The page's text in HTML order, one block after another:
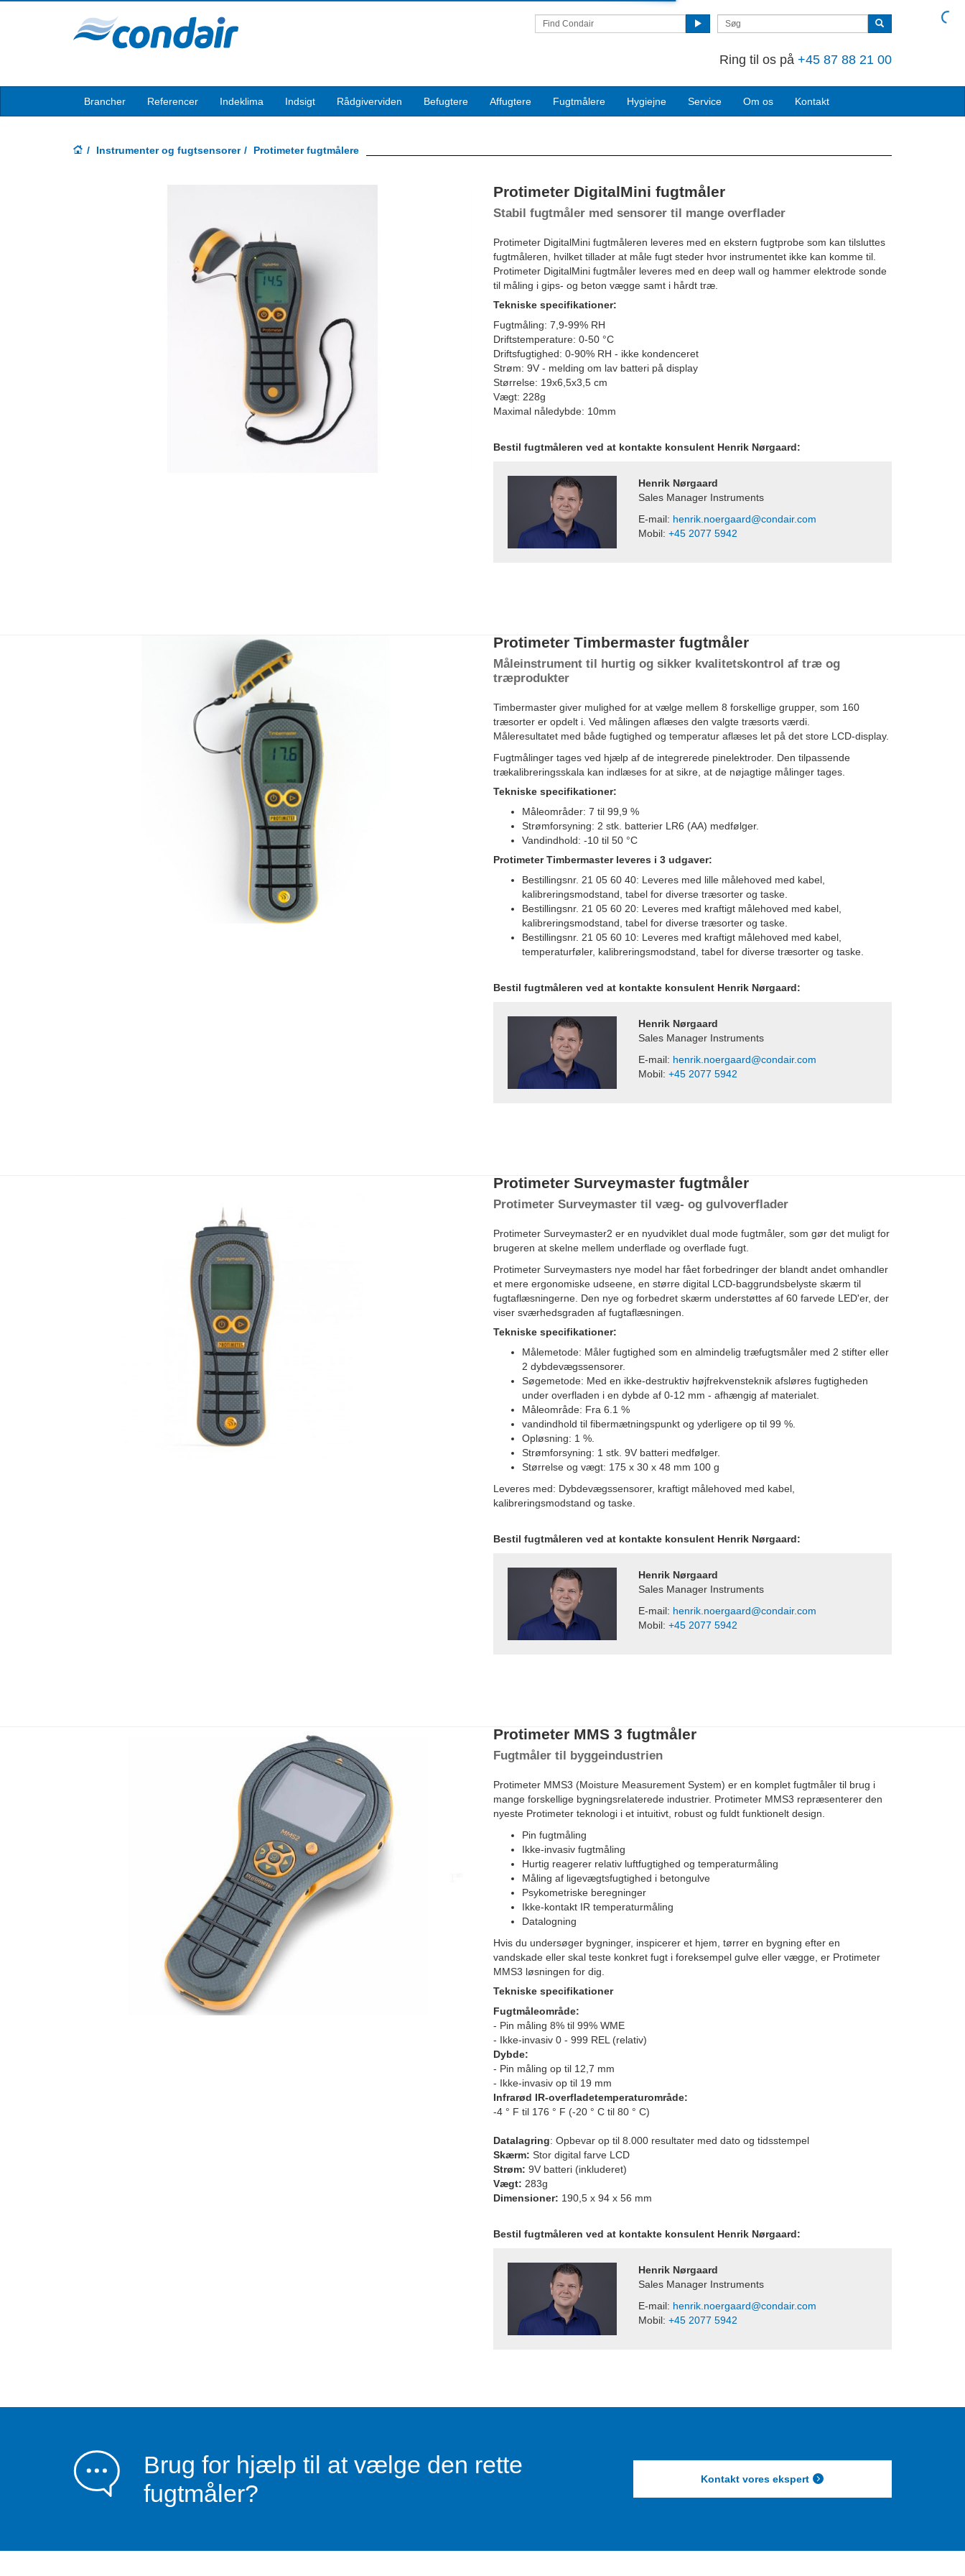
Find Condair
Ring til os på +45 87 88 21 00
Brancher Referencer Indeklima Indsigt Rådgiverviden Befugtere Affugtere Fugtmålere Hygiejne Service Om os Kontakt
Instrumenter og fugtsensorer Protimeter fugtmålere
Protimeter DigitalMini fugtmåler
Stabil fugtmåler med sensorer til mange overflader
Protimeter DigitalMini fugtmåleren leveres med en ekstern fugtprobe som kan tilsluttes
fugtmåleren, hvilket tillader at måle fugt steder hvor instrumentet ikke kan komme til.
Protimeter DigitalMini fugtmåler leveres med en deep wall og hammer elektrode sonde
til måling i gips- og beton vægge samt i hårdt træ.
Tekniske specifikationer:
Fugtmåling: 7,9-99% RH
Driftstemperature: 0-50 °C
Driftsfugtighed: 0-90% RH - ikke kondenceret
Strøm: 9V - melding om lav batteri på display
Størrelse: 19x6,5x3,5 cm
Vægt: 228g
Maximal nåledybde: 10mm
Bestil fugtmåleren ved at kontakte konsulent Henrik Nørgaard:
Henrik Nørgaard
Sales Manager Instruments
E-mail: henrik.noergaard@condair.com
Mobil: +45 2077 5942
Protimeter Timbermaster fugtmåler
Måleinstrument til hurtig og sikker kvalitetskontrol af træ og
træprodukter
Timbermaster giver mulighed for at vælge mellem 8 forskellige grupper, som 160
træsorter er opdelt i. Ved målingen aflæses den valgte træsorts værdi.
Måleresultatet med både fugtighed og temperatur aflæses let på det store LCD-display.
Fugtmålinger tages ved hjælp af de integrerede pinelektroder. Den tilpassende
trækalibreringsskala kan indlæses for at sikre, at de nøjagtige målinger tages.
Tekniske specifikationer:
Måleområder: 7 til 99,9 %
Strømforsyning: 2 stk. batterier LR6 (AA) medfølger.
Vandindhold: -10 til 50 °C
Protimeter Timbermaster leveres i 3 udgaver:
Bestillingsnr. 21 05 60 40: Leveres med lille målehoved med kabel,
kalibreringsmodstand, tabel for diverse træsorter og taske.
Bestillingsnr. 21 05 60 20: Leveres med kraftigt målehoved med kabel,
kalibreringsmodstand, tabel for diverse træsorter og taske.
Bestillingsnr. 21 05 60 10: Leveres med kraftigt målehoved med kabel,
temperaturføler, kalibreringsmodstand, tabel for diverse træsorter og taske.
Bestil fugtmåleren ved at kontakte konsulent Henrik Nørgaard:
Henrik Nørgaard
Sales Manager Instruments
E-mail: henrik.noergaard@condair.com
Mobil: +45 2077 5942
Protimeter Surveymaster fugtmåler
Protimeter Surveymaster til væg- og gulvoverflader
Protimeter Surveymaster2 er en nyudviklet dual mode fugtmåler, som gør det muligt for
brugeren at skelne mellem underflade og overflade fugt.
Protimeter Surveymasters nye model har fået forbedringer der blandt andet omhandler
et mere ergonomiske udseene, en større digital LCD-baggrundsbelyste skærm til
fugtaflæsningerne. Den nye og forbedret skærm understøttes af 60 farvede LED'er, der
viser sværhedsgraden af fugtaflæsningen.
Tekniske specifikationer:
Målemetode: Måler fugtighed som en almindelig træfugtsmåler med 2 stifter eller
2 dybdevægssensorer.
Søgemetode: Med en ikke-destruktiv højfrekvensteknik afsløres fugtigheden
under overfladen i en dybde af 0-12 mm - afhængig af materialet.
Måleområde: Fra 6.1 %
vandindhold til fibermætningspunkt og yderligere op til 99 %.
Opløsning: 1 %.
Strømforsyning: 1 stk. 9V batteri medfølger.
Størrelse og vægt: 175 x 30 x 48 mm 100 g
Leveres med: Dybdevægssensorer, kraftigt målehoved med kabel,
kalibreringsmodstand og taske.
Bestil fugtmåleren ved at kontakte konsulent Henrik Nørgaard:
Henrik Nørgaard
Sales Manager Instruments
E-mail: henrik.noergaard@condair.com
Mobil: +45 2077 5942
Protimeter MMS 3 fugtmåler
Fugtmåler til byggeindustrien
Protimeter MMS3 (Moisture Measurement System) er en komplet fugtmåler til brug i
mange forskellige bygningsrelaterede industrier. Protimeter MMS3 repræsenterer den
nyeste Protimeter teknologi i et intuitivt, robust og fuldt funktionelt design.
Pin fugtmåling
Ikke-invasiv fugtmåling
Hurtig reagerer relativ luftfugtighed og temperaturmåling
Måling af ligevægtsfugtighed i betongulve
Psykometriske beregninger
Ikke-kontakt IR temperaturmåling
Datalogning
Hvis du undersøger bygninger, inspicerer et hjem, tørrer en bygning efter en
vandskade eller skal teste konkret fugt i foreksempel gulve eller vægge, er Protimeter
MMS3 løsningen for dig.
Tekniske specifikationer
Fugtmåleområde:
- Pin måling 8% til 99% WME
- Ikke-invasiv 0 - 999 REL (relativ)
Dybde:
- Pin måling op til 12,7 mm
- Ikke-invasiv op til 19 mm
Infrarød IR-overfladetemperaturområde:
-4 ° F til 176 ° F (-20 ° C til 80 ° C)
Datalagring: Opbevar op til 8.000 resultater med dato og tidsstempel
Skærm: Stor digital farve LCD
Strøm: 9V batteri (inkluderet)
Vægt: 283g
Dimensioner: 190,5 x 94 x 56 mm
Bestil fugtmåleren ved at kontakte konsulent Henrik Nørgaard:
Henrik Nørgaard
Sales Manager Instruments
E-mail: henrik.noergaard@condair.com
Mobil: +45 2077 5942
Brug for hjælp til at vælge den rette
fugtmåler?
Kontakt vores ekspert